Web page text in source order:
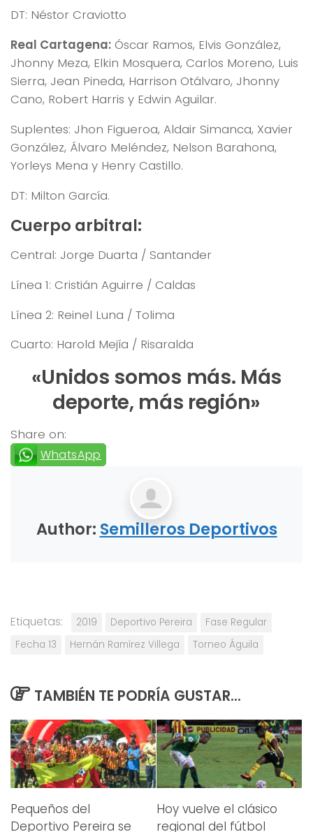
DT: Néstor Craviotto
Real Cartagena: Óscar Ramos, Elvis González,
Jhonny Meza, Elkin Mosquera, Carlos Moreno, Luis
Sierra, Jean Pineda, Harrison Otálvaro, Jhonny
Cano, Robert Harris y Edwin Aguilar.
Suplentes: Jhon Figueroa, Aldair Simanca, Xavier
González, Álvaro Meléndez, Nelson Barahona,
Yorleys Mena y Henry Castillo.
DT: Milton García.
Cuerpo arbitral:
Central: Jorge Duarta / Santander
Línea 1: Cristián Aguirre / Caldas
Línea 2: Reinel Luna / Tolima
Cuarto: Harold Mejía / Risaralda
«Unidos somos más. Más
deporte, más región»
Share on:
WhatsApp
Author: Semilleros Deportivos
Etiquetas: 2019 Deportivo Pereira
Fase Regular
Fecha 13
Hernán Ramírez Villega Torneo Águila
TAMBIÉN TE PODRÍA GUSTAR...
Pequeños del
Deportivo Pereira se
Hoy vuelve el clásico
regional del fútbol